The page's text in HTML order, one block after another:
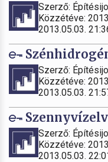
Szerző:
Közzétéve:
2013.05.03.
Szerző:
Közzétéve:
2013.05.03.
Szerző:
Közzétéve:
2013.05.03.